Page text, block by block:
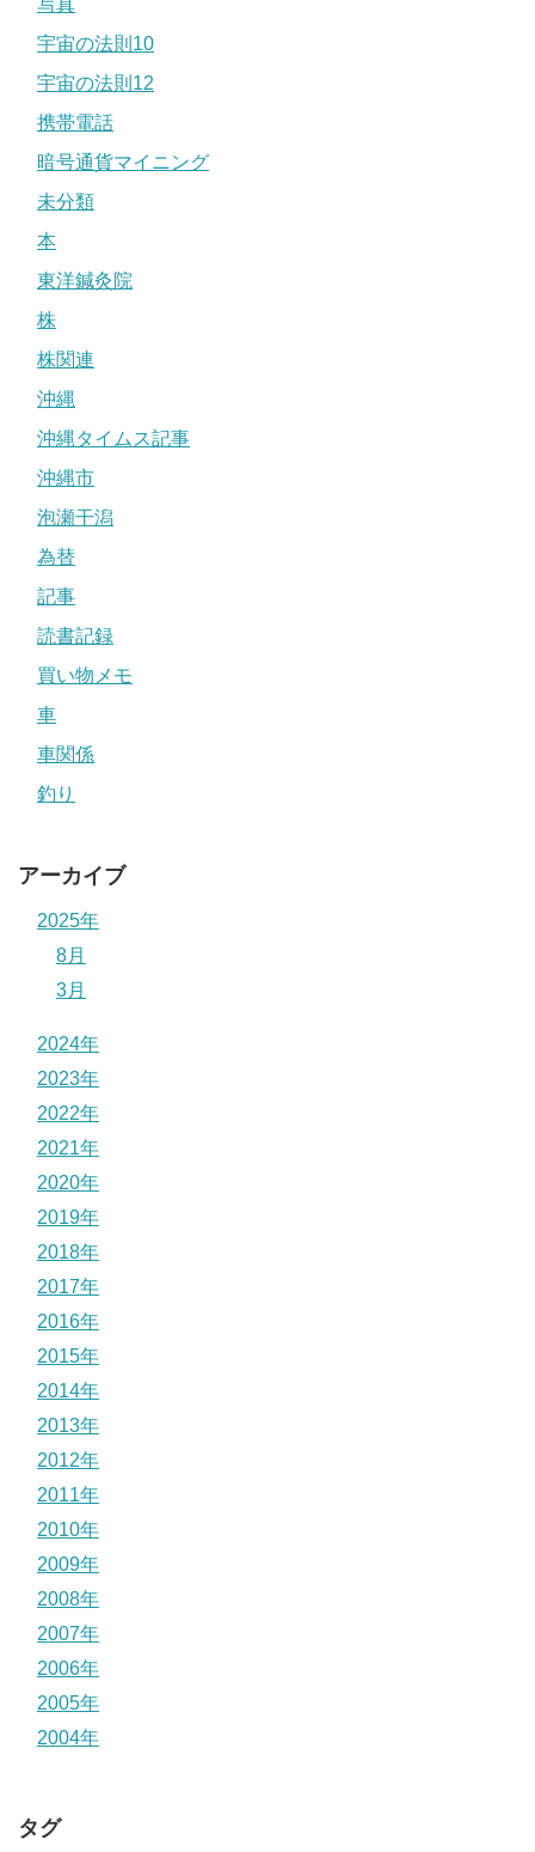
宇宙の法則10
宇宙の法則12
携帯電話
暗号通貨マイニング
未分類
本
東洋鍼灸院
株
株関連
沖縄
沖縄タイムス記事
沖縄市
泡瀬干潟
為替
記事
読書記録
買い物メモ
車
車関係
釣り
アーカイブ
2025年
8月
3月
2024年
2023年
2022年
2021年
2020年
2019年
2018年
2017年
2016年
2015年
2014年
2013年
2012年
2011年
2010年
2009年
2008年
2007年
2006年
2005年
2004年
タグ